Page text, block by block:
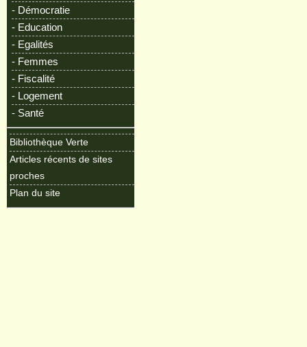
- Démocratie
- Education
- Egalités
- Femmes
- Fiscalité
- Logement
- Santé
Bibliothèque Verte
Articles récents de sites
proches
Plan du site